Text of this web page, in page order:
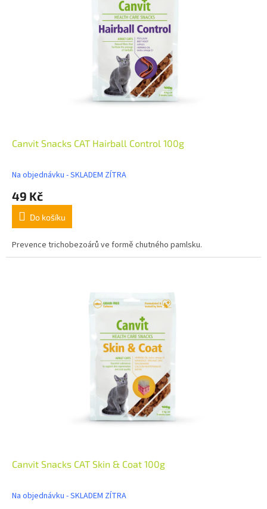
Canvit Snacks CAT Hairball Control 100g
Na objednávku - SKLADEM ZÍTRA
49 Kč
Do košíku
Prevence trichobezoárů ve formě chutného pamlsku.
Canvit Snacks CAT Skin & Coat 100g
Na objednávku - SKLADEM ZÍTRA